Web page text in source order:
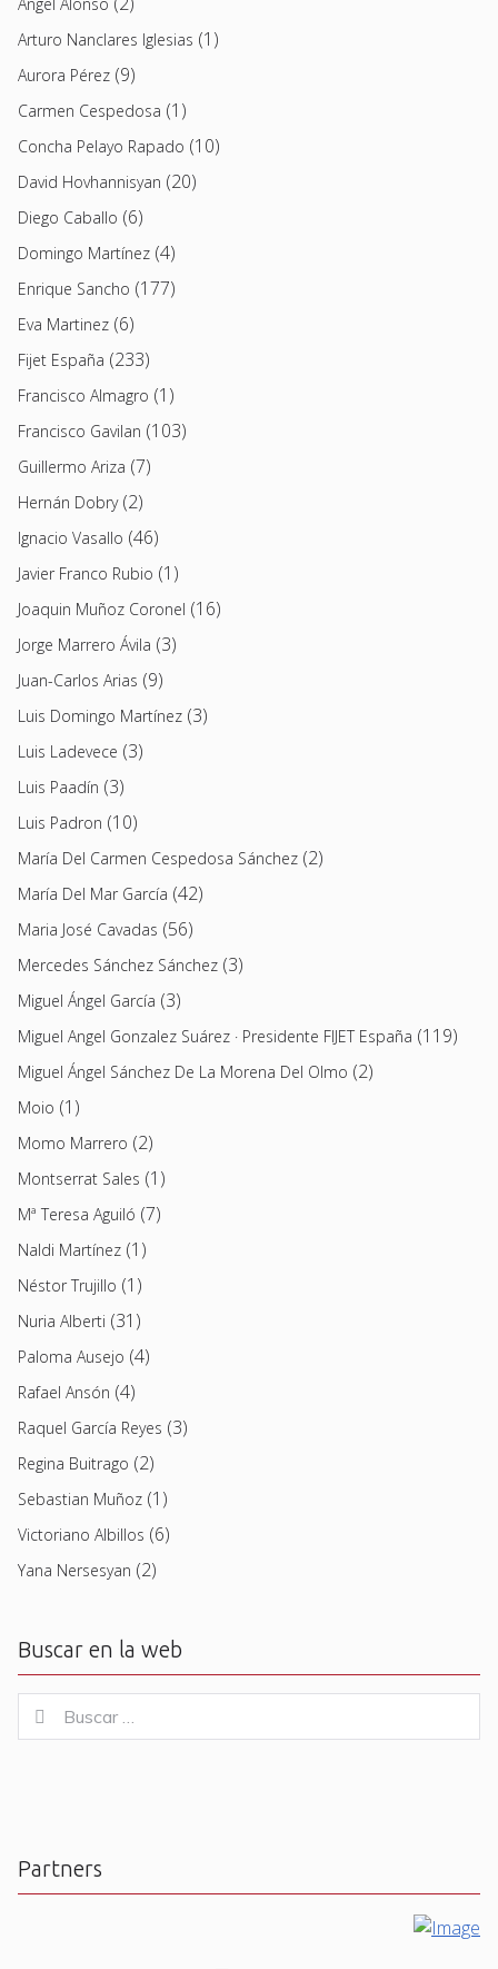
Arturo Nanclares Iglesias (1)
Aurora Pérez (9)
Carmen Cespedosa (1)
Concha Pelayo Rapado (10)
David Hovhannisyan (20)
Diego Caballo (6)
Domingo Martínez (4)
Enrique Sancho (177)
Eva Martinez (6)
Fijet España (233)
Francisco Almagro (1)
Francisco Gavilan (103)
Guillermo Ariza (7)
Hernán Dobry(2)
Ignacio Vasallo (46)
Javier Franco Rubio (1)
Joaquin Muñoz Coronel (16)
Jorge Marrero Ávila (3)
Juan-Carlos Arias (9)
Luis Domingo Martínez (3)
Luis Ladevece (3)
Luis Paadín (3)
Luis Padron (10)
María Del Carmen Cespedosa Sánchez (2)
María Del Mar García (42)
Maria José Cavadas (56)
Mercedes Sánchez Sánchez (3)
Miguel Ángel García (3)
Miguel Angel Gonzalez Suárez · Presidente FIJET España (119)
Miguel Ángel Sánchez De La Morena Del Olmo (2)
Moio (1)
Momo Marrero (2)
Montserrat Sales (1)
Mª Teresa Aguiló (7)
Naldi Martínez (1)
Néstor Trujillo (1)
Nuria Alberti (31)
Paloma Ausejo (4)
Rafael Ansón (4)
Raquel García Reyes (3)
Regina Buitrago (2)
Sebastian Muñoz (1)
Victoriano Albillos (6)
Yana Nersesyan (2)
Buscar en la web
for:
Buscar
Partners